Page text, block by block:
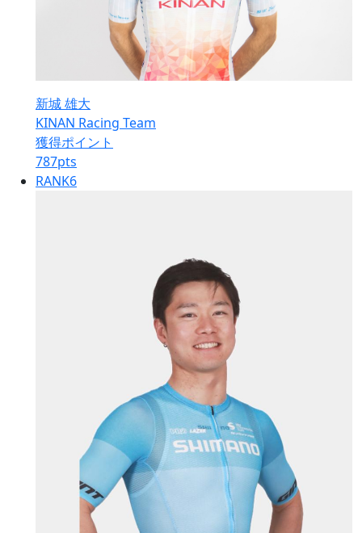
新城 雄大
KINAN Racing Team
獲得ポイント
787pts
RANK6